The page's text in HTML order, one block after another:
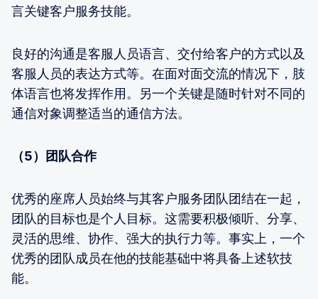
言关键客户服务技能。
良好的沟通是客服人员语言、交付给客户的方式以及
客服人员的表达方式等。在面对面交流的情况下，肢
体语言也将发挥作用。另一个关键是随时针对不同的
通信对象调整适当的通信方法。
（5）团队合作
优秀的座席人员始终与其客户服务团队团结在一起，
团队的目标也是个人目标。这需要积极倾听、分享、
灵活的思维、协作、强大的执行力等。事实上，一个
优秀的团队成员在他的技能基础中将具备上述软技
能。